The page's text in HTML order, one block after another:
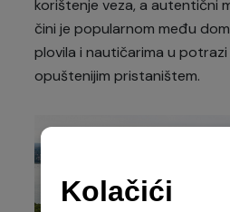
korištenje veza, a autentični
čini je popularnom među
plovila i nautičarima u potrazi
opuštenijim pristaništem.